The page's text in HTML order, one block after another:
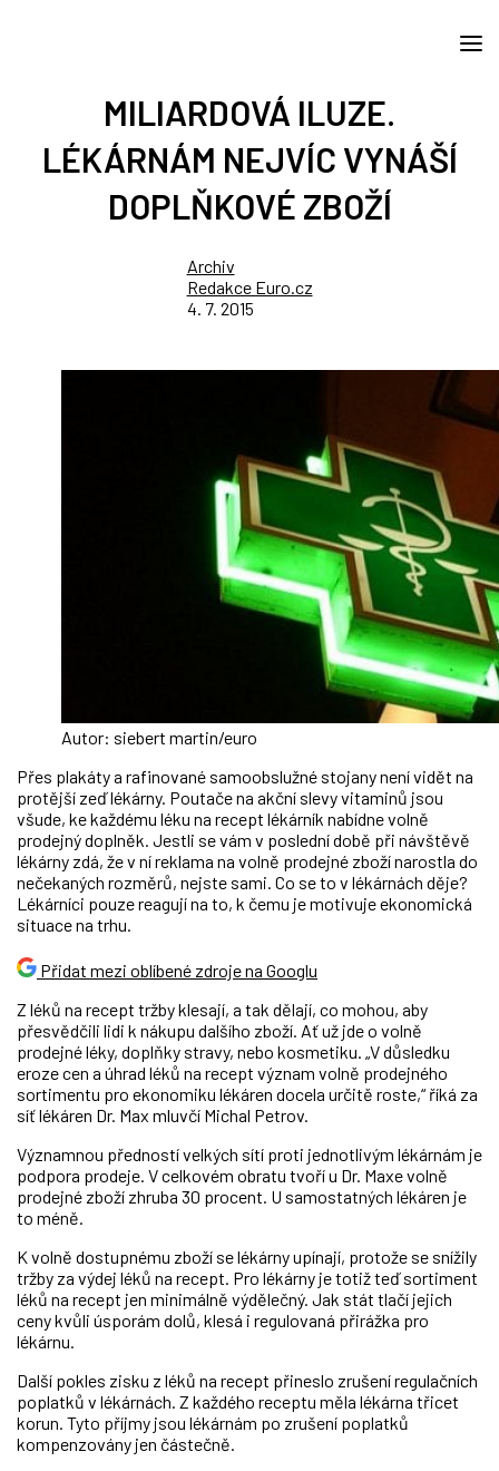
MILIARDOVÁ ILUZE.
LÉKÁRNÁM NEJVÍC VYNÁŠÍ
DOPLŇKOVÉ ZBOŽÍ
Archiv
Redakce Euro.cz
4. 7. 2015
Autor: siebert martin/euro
Přes plakáty a rafinované samoobslužné stojany není vidět na
protější zeď lékárny. Poutače na akční slevy vitaminů jsou
všude, ke každému léku na recept lékárník nabídne volně
prodejný doplněk. Jestli se vám v poslední době při návštěvě
lékárny zdá, že v ní reklama na volně prodejné zboží narostla do
nečekaných rozměrů, nejste sami. Co se to v lékárnách děje?
Lékárníci pouze reagují na to, k čemu je motivuje ekonomická
situace na trhu.
Přidat mezi oblíbené zdroje na Googlu
Z léků na recept tržby klesají, a tak dělají, co mohou, aby
přesvědčili lidi k nákupu dalšího zboží. Ať už jde o volně
prodejné léky, doplňky stravy, nebo kosmetiku. „V důsledku
eroze cen a úhrad léků na recept význam volně prodejného
sortimentu pro ekonomiku lékáren docela určitě roste,“ říká za
síť lékáren Dr. Max mluvčí Michal Petrov.
Významnou předností velkých sítí proti jednotlivým lékárnám je
podpora prodeje. V celkovém obratu tvoří u Dr. Maxe volně
prodejné zboží zhruba 30 procent. U samostatných lékáren je
to méně.
K volně dostupnému zboží se lékárny upínají, protože se snížily
tržby za výdej léků na recept. Pro lékárny je totiž teď sortiment
léků na recept jen minimálně výdělečný. Jak stát tlačí jejich
ceny kvůli úsporám dolů, klesá i regulovaná přirážka pro
lékárnu.
Další pokles zisku z léků na recept přineslo zrušení regulačních
poplatků v lékárnách. Z každého receptu měla lékárna třicet
korun. Tyto příjmy jsou lékárnám po zrušení poplatků
kompenzovány jen částečně.